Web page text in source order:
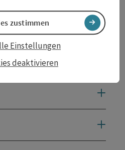
deaktivieren
Einstellungen
zustimmen